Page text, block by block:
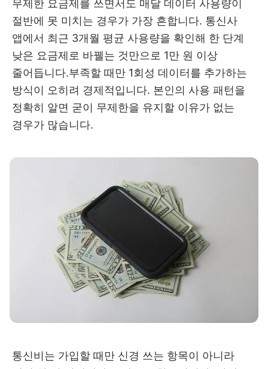
무제한 요금제를 쓰면서도 매달 데이터 사용량이
절반에 못 미치는 경우가 가장 흔합니다. 통신사
앱에서 최근 3개월 평균 사용량을 확인해 한 단계
낮은 요금제로 바꿸는 것만으로 1만 원 이상
줄어듭니다.부족할 때만 1회성 데이터를 추가하는
방식이 오히려 경제적입니다. 본인의 사용 패턴을
정확히 알면 굳이 무제한을 유지할 이유가 없는
경우가 많습니다.
통신비는 가입할 때만 신경 쓰는 항목이 아니라